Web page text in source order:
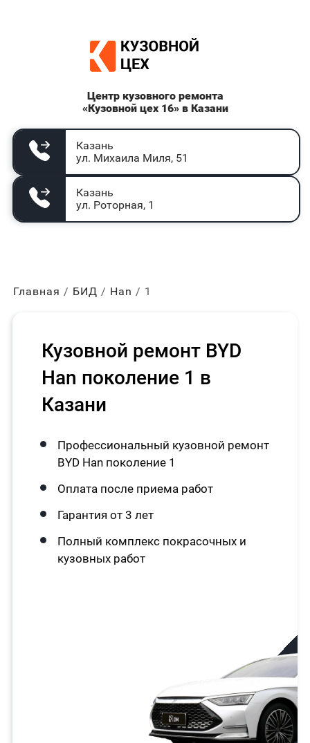
Центр кузовного ремонта
«Кузовной цех 16» в Казани
Казань
ул. Михаила Миля, 51
Казань
ул. Роторная, 1
Главная БИД Han 1
Кузовной ремонт BYD
Han поколение 1 в
Казани
Профессиональный кузовной ремонт
BYD Han поколение 1
Оплата после приема работ
Гарантия от 3 лет
Полный комплекс покрасочных и
кузовных работ